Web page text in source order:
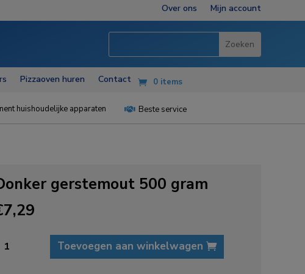
Over ons Mijn account
Pizzaoven huren Contact 0 items
huishoudelijke apparaten  Beste service
gerstemout 500 gram
7,29
gerstemout
Toevoegen aan winkelwagen